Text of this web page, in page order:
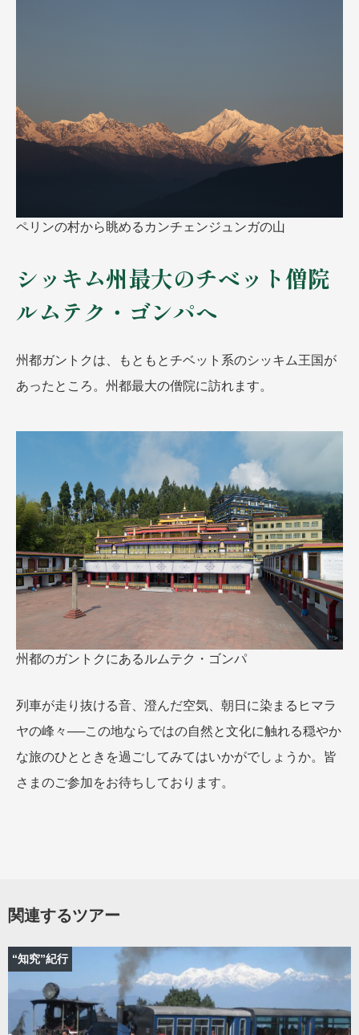
ペリンの村から眺めるカンチェンジュンガの山
シッキム州最大のチベット僧院
ルムテク・ゴンパへ
州都ガントクは、もともとチベット系のシッキム王国が
あったところ。州都最大の僧院に訪れます。
州都のガントクにあるルムテク・ゴンパ
列車が走り抜ける音、澄んだ空気、朝日に染まるヒマラ
ヤの峰々──この地ならではの自然と文化に触れる穏やか
な旅のひとときを過ごしてみてはいかがでしょうか。皆
さまのご参加をお待ちしております。
関連するツアー
“知究”紀行